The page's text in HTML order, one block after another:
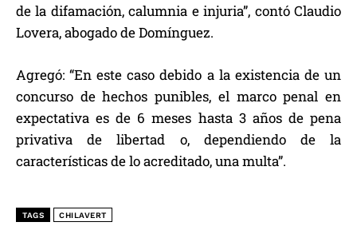
de la difamación, calumnia e injuria”, contó Claudio
Lovera, abogado de Domínguez.
Agregó: “En este caso debido a la existencia de un
concurso de hechos punibles, el marco penal en
expectativa es de 6 meses hasta 3 años de pena
privativa de libertad o, dependiendo de la
características de lo acreditado, una multa”.
TAGS CHILAVERT